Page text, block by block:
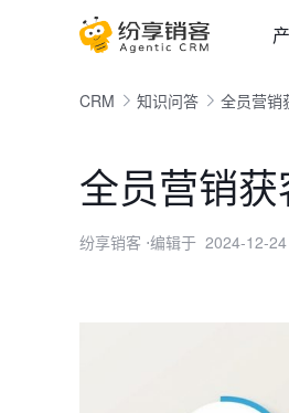
CRM 知识问答 全员营销
全员营销
纷享销客 ⋅编辑于 2024-12-